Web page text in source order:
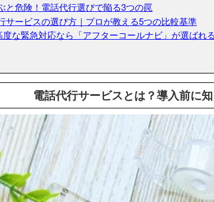
と危険！電話代行選びで陥る3つの罠
サービスの選び方｜プロが教える5つの比較基準
な緊急対応なら「アフターコールナビ」が選ばれ
電話代行サービスとは？導入前に